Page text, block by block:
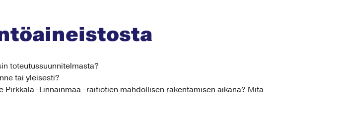
toteutussuunnitelmasta?
tai yleisesti?
-raitiotien mahdollisen rakentamisen aikana? Mitä